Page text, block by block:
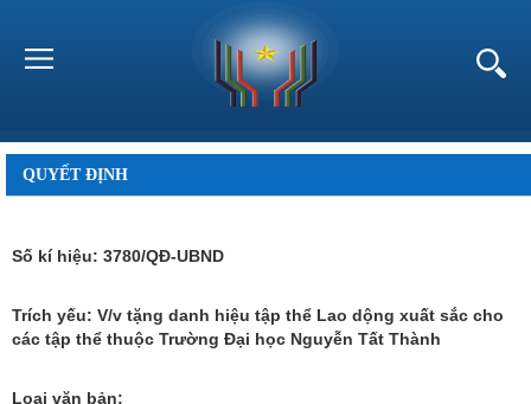
QUYẾT ĐỊNH
Số kí hiệu: 3780/QĐ-UBND
Trích yếu: V/v tặng danh hiệu tập thể Lao dộng xuất sắc cho
các tập thể thuộc Trường Đại học Nguyễn Tất Thành
Loại văn bản: